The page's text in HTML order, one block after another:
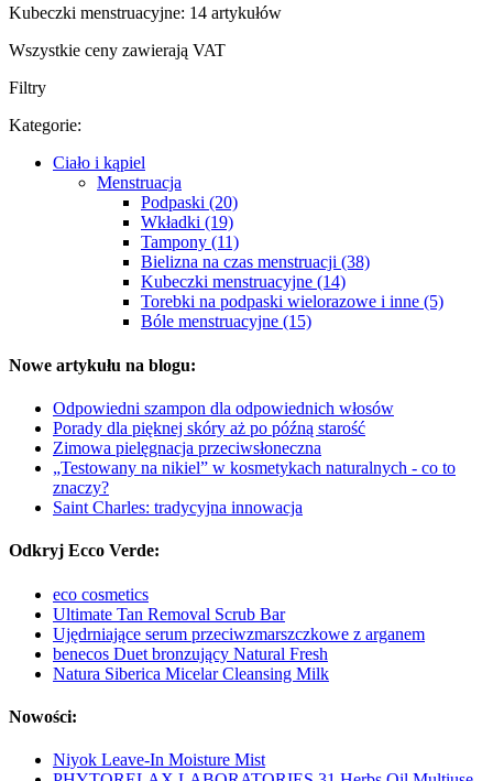
Kubeczki menstruacyjne: 14 artykułów
Wszystkie ceny zawierają VAT
Filtry
Kategorie:
Ciało i kąpiel
Menstruacja
Podpaski (20)
Wkładki (19)
Tampony (11)
Bielizna na czas menstruacji (38)
Kubeczki menstruacyjne (14)
Torebki na podpaski wielorazowe i inne (5)
Bóle menstruacyjne (15)
Nowe artykułu na blogu:
Odpowiedni szampon dla odpowiednich włosów
Porady dla pięknej skóry aż po późną starość
Zimowa pielęgnacja przeciwsłoneczna
„Testowany na nikiel” w kosmetykach naturalnych - co to
znaczy?
Saint Charles: tradycyjna innowacja
Odkryj Ecco Verde:
eco cosmetics
Ultimate Tan Removal Scrub Bar
Ujędrniające serum przeciwzmarszczkowe z arganem
benecos Duet bronzujący Natural Fresh
Natura Siberica Micelar Cleansing Milk
Nowości:
Niyok Leave-In Moisture Mist